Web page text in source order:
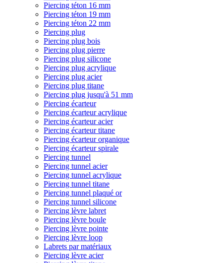
Piercing téton 16 mm
Piercing téton 19 mm
Piercing téton 22 mm
Piercing plug
Piercing plug bois
Piercing plug pierre
Piercing plug silicone
Piercing plug acrylique
Piercing plug acier
Piercing plug titane
Piercing plug jusqu'à 51 mm
Piercing écarteur
Piercing écarteur acrylique
Piercing écarteur acier
Piercing écarteur titane
Piercing écarteur organique
Piercing écarteur spirale
Piercing tunnel
Piercing tunnel acier
Piercing tunnel acrylique
Piercing tunnel titane
Piercing tunnel plaqué or
Piercing tunnel silicone
Piercing lèvre labret
Piercing lèvre boule
Piercing lèvre pointe
Piercing lèvre loop
Labrets par matériaux
Piercing lèvre acier